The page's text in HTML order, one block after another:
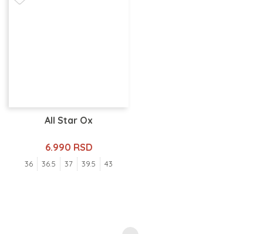
All Star Ox
6.990 RSD
36 36.5 37 39.5 43